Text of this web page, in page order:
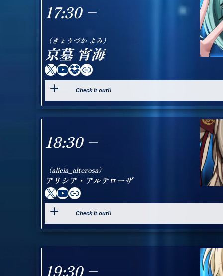
17:30 –
（きょうづか よみ）
京墓 宵海
X YouTube Dropbox Link
Check it out!!
18:30 –
（alicia_alterosa）
アリシア・アルテローザ
X YouTube Link
Check it out!!
19:30 –